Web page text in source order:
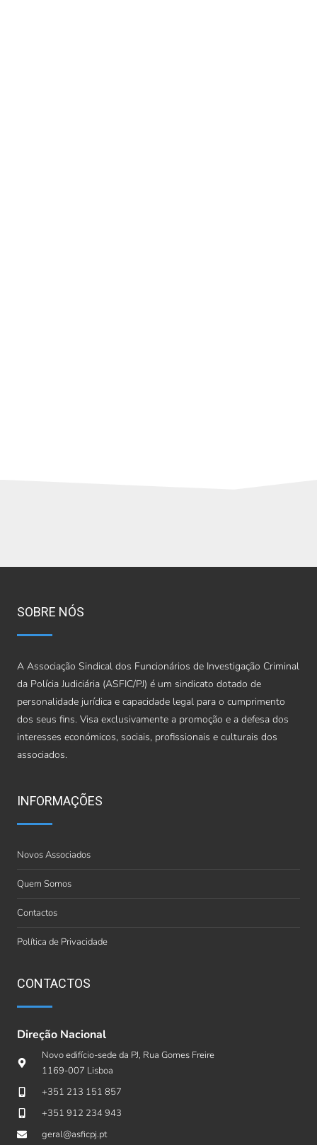
SOBRE NÓS
A Associação Sindical dos Funcionários de Investigação Criminal
da Polícia Judiciária (ASFIC/PJ) é um sindicato dotado de
personalidade jurídica e capacidade legal para o cumprimento
dos seus fins. Visa exclusivamente a promoção e a defesa dos
interesses económicos, sociais, profissionais e culturais dos
associados.
INFORMAÇÕES
Novos Associados
Quem Somos
Contactos
Política de Privacidade
CONTACTOS
Direção Nacional
Novo edifício-sede da PJ, Rua Gomes Freire
1169-007 Lisboa
+351 213 151 857
+351 912 234 943
geral@asficpj.pt